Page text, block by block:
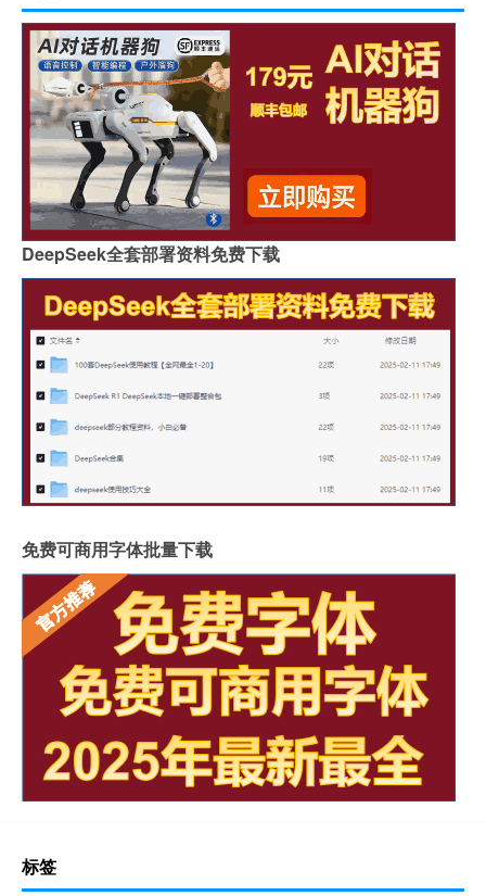
DeepSeek全套部署资料免费下载
免费可商用字体批量下载
标签